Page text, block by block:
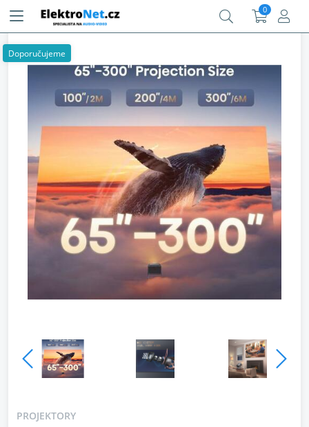
0
PROJEKTORY
Doporučujeme